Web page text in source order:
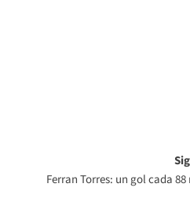
Ferran Torres: un gol cada